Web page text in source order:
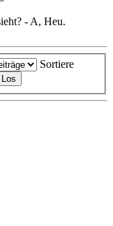
- A, Heu.
Sortiere